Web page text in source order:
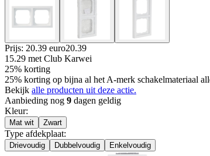
Prijs: 20.39 euro20.39
15.29 met Club Karwei
25% korting
25% korting op bijna al het A-merk schakelmateriaal
Bekijk alle producten uit deze actie.
Aanbieding nog 9 dagen geldig
Kleur:
Mat wit Zwart
Type afdekplaat:
Drievoudig Dubbelvoudig Enkelvoudig